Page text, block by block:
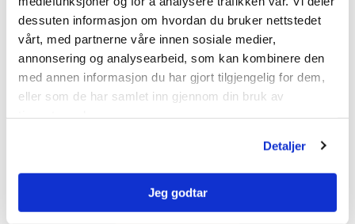
dessuten informasjon om hvordan du bruker nettstedet
vårt, med partnerne våre innen sosiale medier,
annonsering og analysearbeid, som kan kombinere den
med annen informasjon du har gjort tilgjengelig for dem,
eller som de har samlet inn gjennom din bruk av
Detaljer
Jeg godtar
Drensrenner
Treplantekummer
Fotskraperist i prefabrikkert kum
Ledelinjer
Kontakt byggevarer